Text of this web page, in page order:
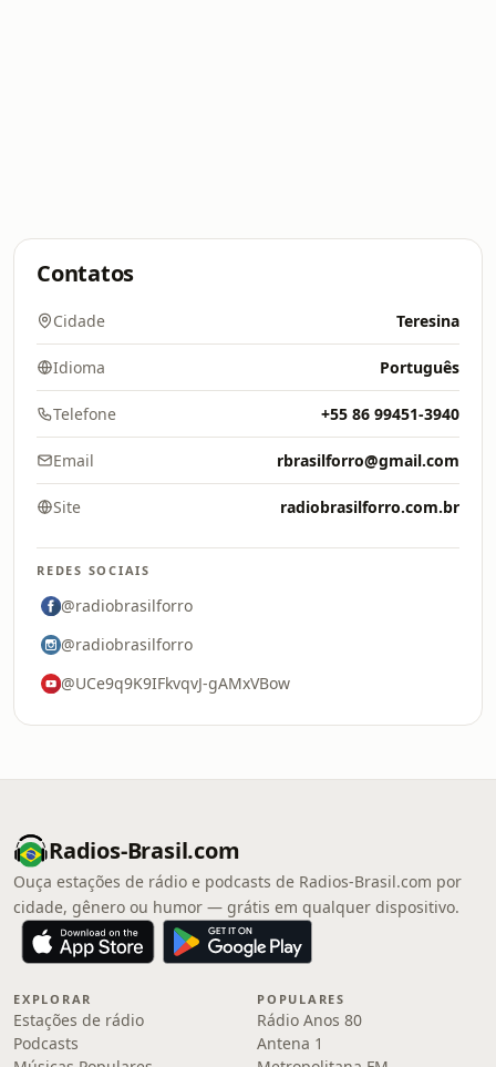
Contatos
Cidade Teresina
Idioma Português
Telefone +55 86 99451-3940
Email rbrasilforro@gmail.com
Site radiobrasilforro.com.br
REDES SOCIAIS
@radiobrasilforro
@radiobrasilforro
@UCe9q9K9IFkvqvJ-gAMxVBow
Radios-Brasil.com
Ouça estações de rádio e podcasts de Radios-Brasil.com por
cidade, gênero ou humor — grátis em qualquer dispositivo.
EXPLORAR
Estações de rádio
Podcasts
POPULARES
Rádio Anos 80
Antena 1